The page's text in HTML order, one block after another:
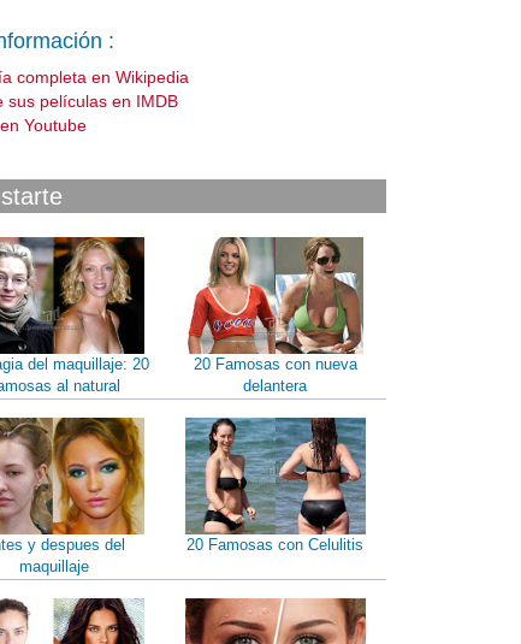
:
completa en Wikipedia
sus películas en IMDB
Youtube
del maquillaje: 20
al natural
20 Famosas con nueva
delantera
y despues del
maquillaje
20 Famosas con Celulitis